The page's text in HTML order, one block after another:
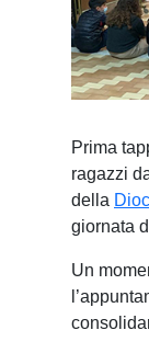
Prima
ragazzi
della
giornata
Un